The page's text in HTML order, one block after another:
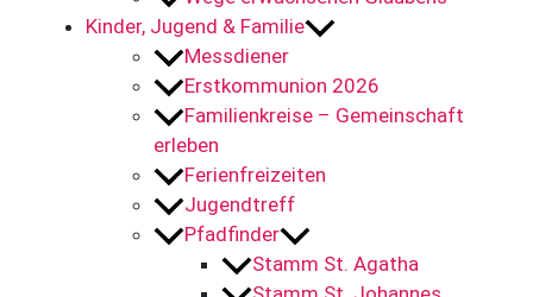
Kinder, Jugend & Familie
Messdiener
Erstkommunion 2026
Familienkreise – Gemeinschaft
erleben
Ferienfreizeiten
Jugendtreff
Pfadfinder
Stamm St. Agatha